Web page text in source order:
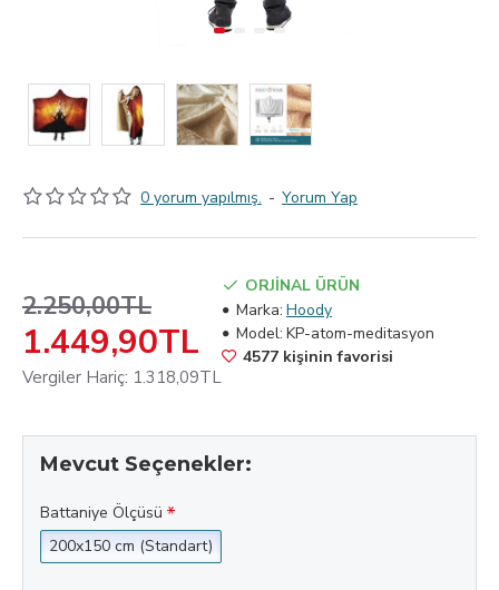
0 yorum yapılmış. - Yorum Yap
1.449,90TL
2.250,00TL
Vergiler Hariç: 1.318,09TL
ORJİNAL ÜRÜN
Marka: Hoody
Model: KP-atom-meditasyon
4577 kişinin favorisi
Mevcut Seçenekler:
Battaniye Ölçüsü
200x150 cm (Standart)